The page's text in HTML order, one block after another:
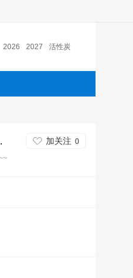
2026 2027 活性炭
加关注 0